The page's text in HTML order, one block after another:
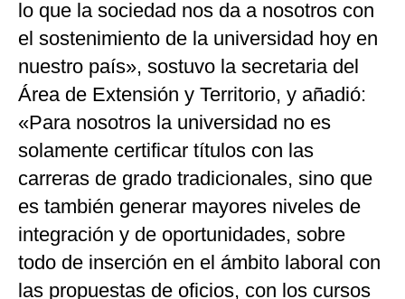
lo que la sociedad nos da a nosotros con
el sostenimiento de la universidad hoy en
nuestro país», sostuvo la secretaria del
Área de Extensión y Territorio, y añadió:
«Para nosotros la universidad no es
solamente certificar títulos con las
carreras de grado tradicionales, sino que
es también generar mayores niveles de
integración y de oportunidades, sobre
todo de inserción en el ámbito laboral con
las propuestas de oficios, con los cursos